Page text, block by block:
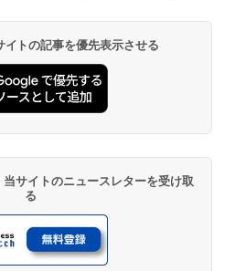
トの記事を優先表示させる
サイトのニュースレターを受け取
る